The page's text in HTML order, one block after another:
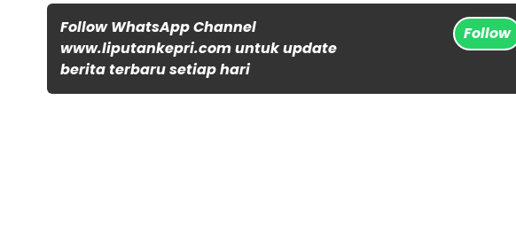
Follow WhatsApp Channel
www.liputankepri.com untuk update
berita terbaru setiap hari
Follow